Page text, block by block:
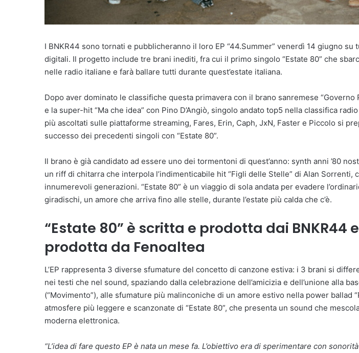
I BNKR44 sono tornati e pubblicheranno il loro EP “44.Summer” venerdì 14 giugno su
digitali. Il progetto include tre brani inediti, fra cui il primo singolo “Estate 80” che
nelle radio italiane e farà ballare tutti durante quest’estate italiana.
Dopo aver dominato le classifiche questa primavera con il brano sanremese “Governo
e la super-hit “Ma che idea” con Pino D’Angiò, singolo andato top5 nella classifica
più ascoltati sulle piattaforme streaming, Fares, Erin, Caph, JxN, Faster e Piccolo si
successo dei precedenti singoli con “Estate 80”.
Il brano è già candidato ad essere uno dei tormentoni di quest’anno: synth anni ’80
un riff di chitarra che interpola l’indimenticabile hit “Figli delle Stelle” di Alan Sorrenti,
innumerevoli generazioni. “Estate 80” è un viaggio di sola andata per evadere
giradischi, un amore che arriva fino alle stelle, durante l’estate più calda che c’è.
“Estate 80” è scritta e prodotta dai BNKR44
prodotta da Fenoaltea
L’EP rappresenta 3 diverse sfumature del concetto di canzone estiva: i 3 brani si
nei testi che nel sound, spaziando dalla celebrazione dell’amicizia e dell’unione alla
(“Movimento”), alle sfumature più malinconiche di un amore estivo nella power ballad
atmosfere più leggere e scanzonate di “Estate 80”, che presenta un sound che
moderna elettronica.
“L’idea di fare questo EP è nata un mese fa. L’obiettivo era di sperimentare con